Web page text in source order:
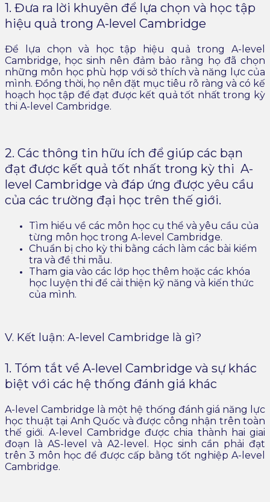
1. Đưa ra lời khuyên để lựa chọn và học tập
hiệu quả trong A-level Cambridge
Để lựa chọn và học tập hiệu quả trong A-level
Cambridge, học sinh nên đảm bảo rằng họ đã chọn
những môn học phù hợp với sở thích và năng lực của
mình. Đồng thời, họ nên đặt mục tiêu rõ ràng và có kế
hoạch học tập để đạt được kết quả tốt nhất trong kỳ
thi A-level Cambridge.
2. Các thông tin hữu ích để giúp các bạn
đạt được kết quả tốt nhất trong kỳ thi A-
level Cambridge và đáp ứng được yêu cầu
của các trường đại học trên thế giới.
Tìm hiểu về các môn học cụ thể và yêu cầu của
từng môn học trong A-level Cambridge.
Chuẩn bị cho kỳ thi bằng cách làm các bài kiểm
tra và đề thi mẫu.
Tham gia vào các lớp học thêm hoặc các khóa
học luyện thi để cải thiện kỹ năng và kiến thức
của mình.
V. Kết luận: A-level Cambridge là gì?
1. Tóm tắt về A-level Cambridge và sự khác
biệt với các hệ thống đánh giá khác
A-level Cambridge là một hệ thống đánh giá năng lực
học thuật tại Anh Quốc và được công nhận trên toàn
thế giới. A-level Cambridge được chia thành hai giai
đoạn là AS-level và A2-level. Học sinh cần phải đạt
trên 3 môn học để được cấp bằng tốt nghiệp A-level
Cambridge.